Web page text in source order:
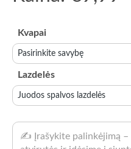
Kvapai
Lazdelės